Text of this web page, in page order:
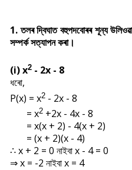
1. তলৰ দ্বিঘাত বহুপদবোৰৰ শূন্য
সম্পৰ্ক সত্যাপন কৰা।
(i)x2 - 2x - 8
ধৰো,
P(x) = x2 - 2x - 8
= x2 +2x - 4x - 8
= x(x + 2) - 4(x + 2)
= (x + 2)(x - 4)
∴ x + 2 = 0 নাইবা x - 4 = 0
⇒ x = -2 নাইবা x = 4